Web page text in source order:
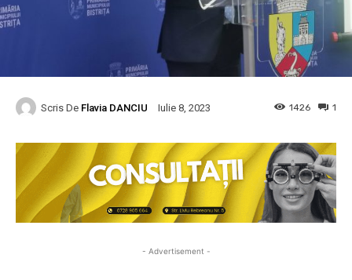
Scris De Flavia DANCIU Iulie 8, 2023 1
1426
- Advertisement -